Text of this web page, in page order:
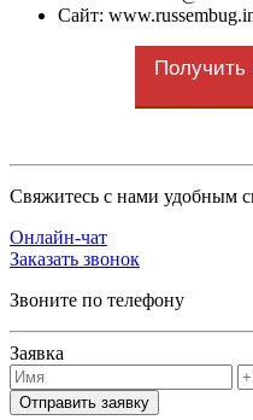
Сайт:
Получить
Cвяжитесь с нами удобным
Онлайн-чат
Заказать звонок
Звоните по телефону
Заявка